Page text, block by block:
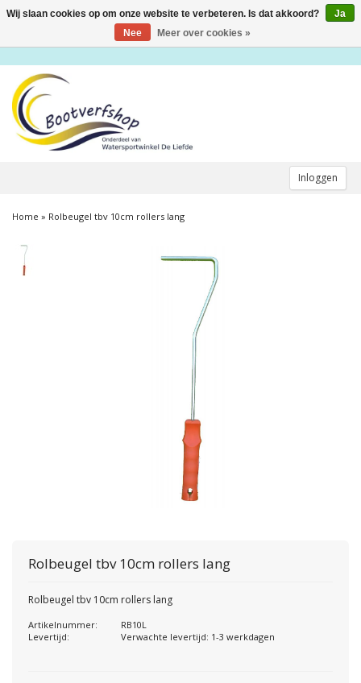
Inloggen
Toggle
Home » Rolbeugel tbv 10cm rollers lang
Rolbeugel tbv 10cm rollers lang
Rolbeugel tbv 10cm rollers lang
Artikelnummer:
RB10L
Levertijd:
Verwachte levertijd: 1-3 werkdagen
Wij slaan cookies op om onze website te verbeteren. Is dat akkoord?
Ja
Nee
Meer over cookies »